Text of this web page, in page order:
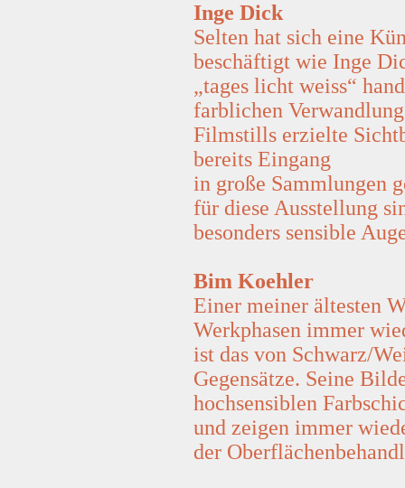
Inge Dick
Selten hat sich eine
beschäftigt wie Inge
„tages licht weiss“
farblichen
Filmstills erzielte
bereits Eingang
in große Sammlungen
für diese Ausstellung
besonders sensible
Bim Koehler
Einer meiner ältesten
Werkphasen immer
ist das von Schwarz/
Gegensätze. Seine
hochsensiblen
und zeigen immer
der